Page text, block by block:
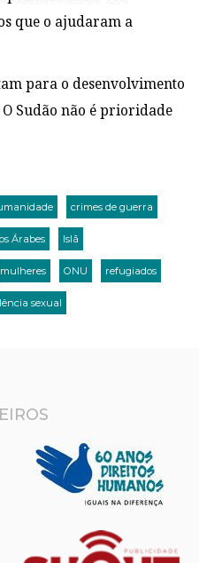
que o ajudaram a
para o desenvolvimento
Sudão não é prioridade
crimes de guerra
Árabes Islã
mulheres ONU refugiados
sexual